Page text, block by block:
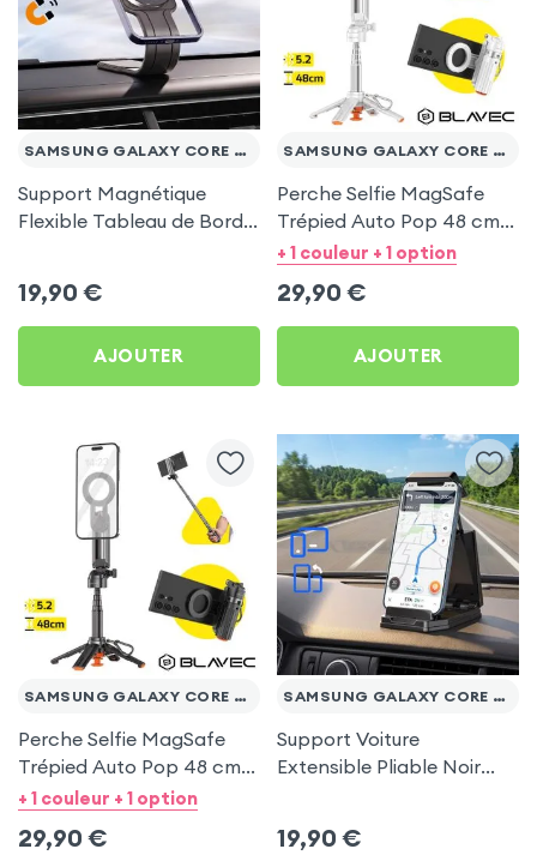
SAMSUNG GALAXY CORE PRIME VE
Support Magnétique
Flexible Tableau de Bord
Prime VE
19,90 €
AJOUTER
SAMSUNG GALAXY CORE PRIME VE
Perche Selfie MagSafe
Trépied Auto Pop 48 cm
Blanc pour Samsung
+ 1 couleur + 1 option
29,90 €
AJOUTER
SAMSUNG GALAXY CORE PRIME VE
Perche Selfie MagSafe
Trépied Auto Pop 48 cm
Noir pour Samsung
+ 1 couleur + 1 option
29,90 €
SAMSUNG GALAXY CORE PRIME VE
Support Voiture
Extensible Pliable Noir
19,90 €